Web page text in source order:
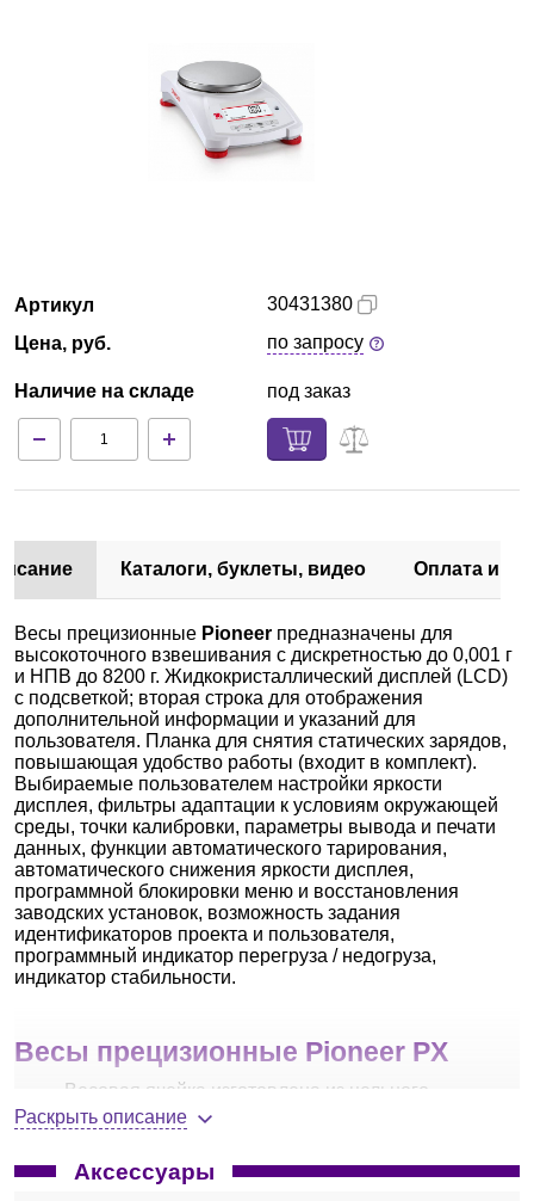
Партнеры
Технический сервис
Доставка и оплата
Артикул
Цена, руб.
Наличие на складе
30431380
по запросу
под заказ
Каталоги, буклеты, видео Оплата и
Весы прецизионные Pioneer предназначены для
высокоточного взвешивания с дискретностью до 0,001 г
и НПВ до 8200 г. Жидкокристаллический дисплей (LCD)
с подсветкой; вторая строка для отображения
дополнительной информации и указаний для
пользователя. Планка для снятия статических зарядов,
повышающая удобство работы (входит в комплект).
Выбираемые пользователем настройки яркости
дисплея, фильтры адаптации к условиям окружающей
среды, точки калибровки, параметры вывода и печати
данных, функции автоматического тарирования,
автоматического снижения яркости дисплея,
программной блокировки меню и восстановления
заводских установок, возможность задания
идентификаторов проекта и пользователя,
программный индикатор перегруза / недогруза,
индикатор стабильности.
Весы прецизионные Pioneer PX
Весовая ячейка изготовлена из цельного
металлического блока с помощью прецизионной
фрезеровки;
функции: простое взвешивание, подсчет
количества предметов, процентное взвешивание,
Раскрыть описание
Аксессуары